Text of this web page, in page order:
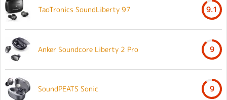
TaoTronics SoundLiberty 97 9.1
Anker Soundcore Liberty 2 Pro 9
SoundPEATS Sonic 9